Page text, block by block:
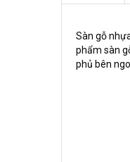
Sàn gỗ
phẩm sàn
phủ bên